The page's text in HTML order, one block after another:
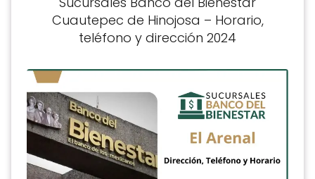
Cuautepec de Hinojosa – Horario,
teléfono y dirección 2024